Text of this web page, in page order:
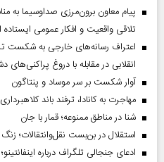
پیام معاون برون‌مرزی صداوسیما به
تلاقی واقعیت و افکار عمومی
اعتراف رسانه‌های خارجی به شکست
انقلابی در مقابله با دروغ
آوار شکست بر سر موساد و پنتاگون
مهاجرت به کانادا، ترفند باند کلاهبرداری
شنا در مناطق ممنوعه؛ قمار با جان
استقلال در بن‌بست نقل‌وانتقالات؛
ادعای جنجالی تلگراف درباره